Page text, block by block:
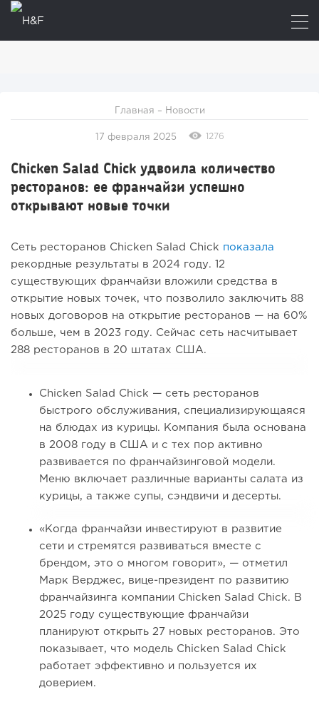
Главная – Новости
17 февраля 2025 1276
Chicken Salad Chick удвоила количество
ресторанов: ее франчайзи успешно
открывают новые точки
Сеть ресторанов Chicken Salad Chick показала
рекордные результаты в 2024 году. 12
существующих франчайзи вложили средства в
открытие новых точек, что позволило заключить 88
новых договоров на открытие ресторанов — на 60%
больше, чем в 2023 году. Сейчас сеть насчитывает
288 ресторанов в 20 штатах США.
Chicken Salad Chick — сеть ресторанов
быстрого обслуживания, специализирующаяся
на блюдах из курицы. Компания была основана
в 2008 году в США и с тех пор активно
развивается по франчайзинговой модели.
Меню включает различные варианты салата из
курицы, а также супы, сэндвичи и десерты.
«Когда франчайзи инвестируют в развитие
сети и стремятся развиваться вместе с
брендом, это о многом говорит», — отметил
Марк Верджес, вице-президент по развитию
франчайзинга компании Chicken Salad Chick. В
2025 году существующие франчайзи
планируют открыть 27 новых ресторанов. Это
показывает, что модель Chicken Salad Chick
работает эффективно и пользуется их
доверием.